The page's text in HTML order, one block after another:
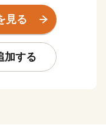
な方にもお楽しみ
いた方には、まち
送りさせていただ
見る
加する